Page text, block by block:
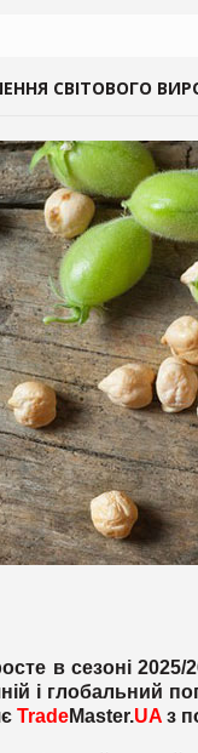
СВІТОВОГО
в сезоні 2025/
і глобальний
TradeMaster.UA з